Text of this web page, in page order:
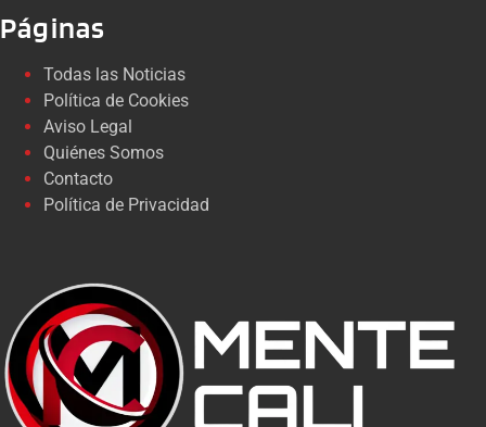
Páginas
Todas las Noticias
Política de Cookies
Aviso Legal
Quiénes Somos
Contacto
Política de Privacidad